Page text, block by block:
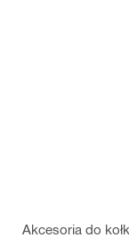
Akcesoria do